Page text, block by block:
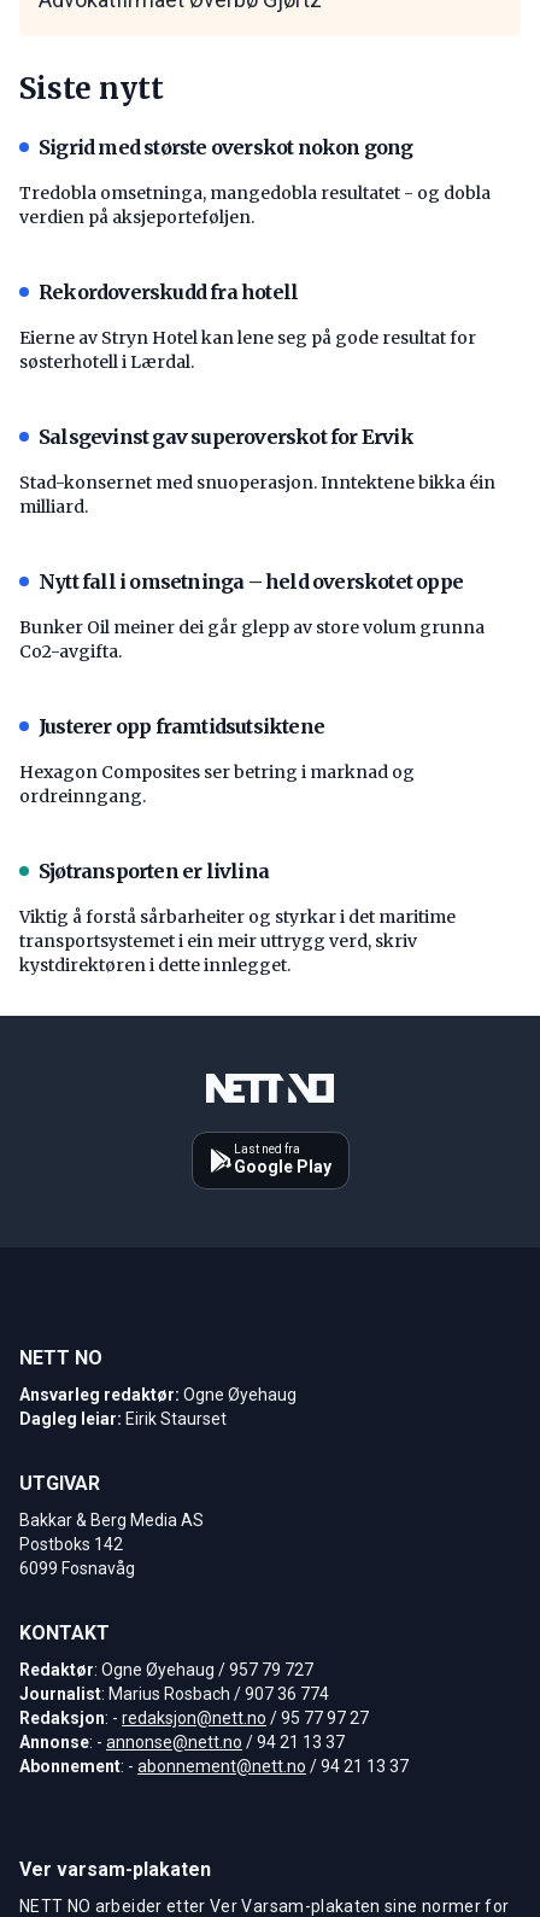
Siste nytt
Sigrid med største overskot nokon gong
Tredobla omsetninga, mangedobla resultatet - og dobla
verdien på aksjeporteføljen.
Rekordoverskudd fra hotell
Eierne av Stryn Hotel kan lene seg på gode resultat for
søsterhotell i Lærdal.
Salsgevinst gav superoverskot for Ervik
Stad-konsernet med snuoperasjon. Inntektene bikka éin
milliard.
Nytt fall i omsetninga – held overskotet oppe
Bunker Oil meiner dei går glepp av store volum grunna
Co2-avgifta.
Justerer opp framtidsutsiktene
Hexagon Composites ser betring i marknad og
ordreinngang.
Sjøtransporten er livlina
Viktig å forstå ­sårbarheiter og styrkar i det maritime
transport­systemet i ein meir uttrygg verd, skriv
kystdirektøren i dette innlegget.
Last ned fra
Google Play
NETT NO
Ansvarleg redaktør: Ogne Øyehaug
Dagleg leiar: Eirik Staurset
UTGIVAR
Bakkar & Berg Media AS
Postboks 142
6099 Fosnavåg
KONTAKT
Redaktør: Ogne Øyehaug / 957 79 727
Journalist: Marius Rosbach / 907 36 774
Redaksjon: - redaksjon@nett.no / 95 77 97 27
Annonse: - annonse@nett.no / 94 21 13 37
Abonnement: - abonnement@nett.no / 94 21 13 37
Ver varsam-plakaten
NETT NO arbeider etter Ver Varsam-plakaten sine normer for